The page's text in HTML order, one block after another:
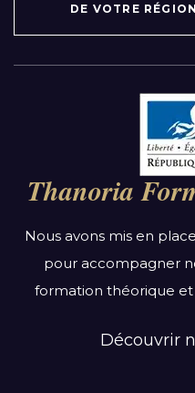
DE VOTRE
Auvergne-Rhône-
Bourgogne-
Bretagne
Centre-Val de Loire
Grand Est
Hauts-de-France
Normandie
Thanoria
Nous avons mis en
pour accompagner
formation théorique
Découvrir